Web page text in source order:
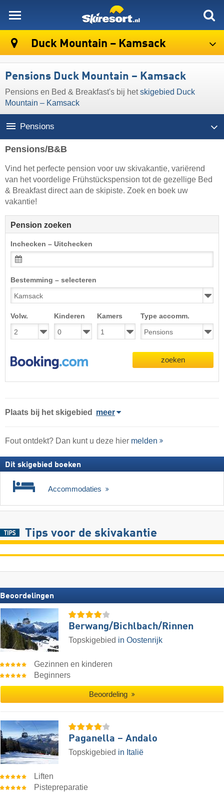
Duck Mountain – Kamsack
Pensions Duck Mountain – Kamsack
Pensions en Bed & Breakfast's bij hetskigebied Duck
Mountain – Kamsack
Pensions
Pensions/B&B
Vind het perfecte pension voor uw skivakantie, variërend
van het voordelige Frühstückspension tot de gezellige Bed
& Breakfast direct aan de skipiste. Zoek en boek uw
vakantie!
Pension zoeken
Inchecken – Uitchecken
Bestemming – selecteren
Volw. Kinderen Kamers Type accomm.
zoeken
Plaats bij het skigebied meer
Fout ontdekt? Dan kunt u deze hier melden
Dit skigebied boeken
Accommodaties
Tips voor de skivakantie
Beoordelingen
Berwang/​Bichlbach/​Rinnen
Topskigebied in Oostenrijk
Gezinnen en kinderen
Beginners
Beoordeling
Paganella – Andalo
Topskigebied in Italië
Liften
Pistepreparatie